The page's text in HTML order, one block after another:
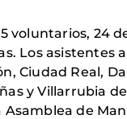
voluntarios, 24
Los
Ciudad Real,
y Villarrubia
Asamblea de